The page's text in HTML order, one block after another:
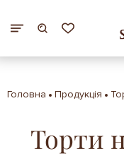
Головна Продукція
Торти